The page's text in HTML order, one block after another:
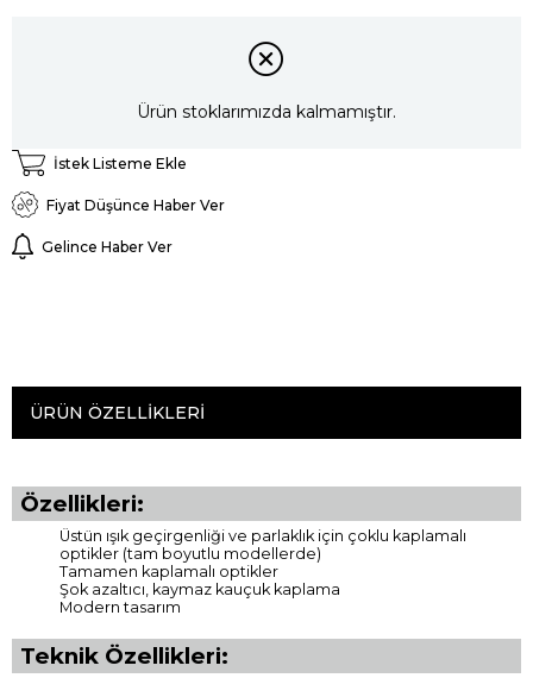
Ürün stoklarımızda kalmamıştır.
İstek Listeme Ekle
Fiyat Düşünce Haber Ver
Gelince Haber Ver
ÜRÜN ÖZELLIKLERI
Özellikleri:
Üstün ışık geçirgenliği ve parlaklık için çoklu kaplamalı
optikler (tam boyutlu modellerde)
Tamamen kaplamalı optikler
Şok azaltıcı, kaymaz kauçuk kaplama
Modern tasarım
Teknik Özellikleri: